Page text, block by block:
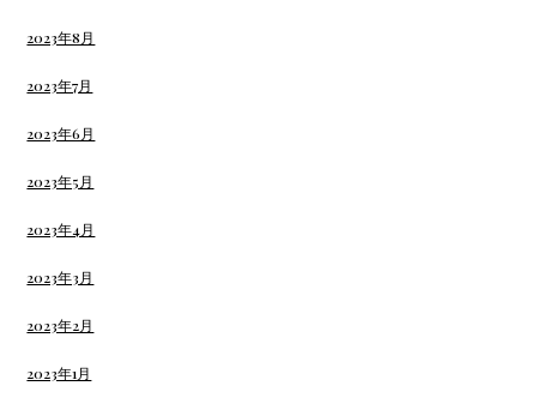
2023年8月
2023年7月
2023年6月
2023年5月
2023年4月
2023年3月
2023年2月
2023年1月